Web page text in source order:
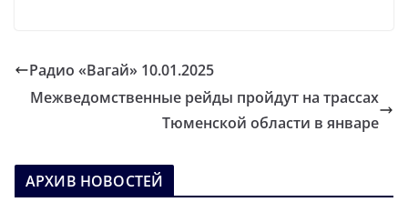
Радио «Вагай» 10.01.2025
Межведомственные рейды пройдут на трассах
Тюменской области в январе
АРХИВ НОВОСТЕЙ